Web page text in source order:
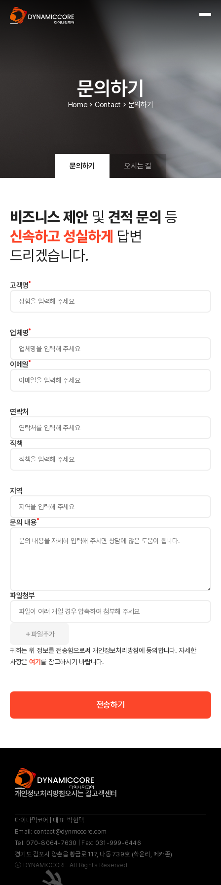
문의하기
Home Contact 문의하기
문의하기 오시는 길
비즈니스 제안및 견적 문의 등
신속하고 성실하게 답변
드리겠습니다.
고객명
업체명
이메일
연락처
직책
지역
문의 내용
파일첨부
파일추가
귀하는 위 정보를 전송함으로써 개인정보처리방침에 동의합니다. 자세한
사항은 여기 를 참고하시기 바랍니다.
전송하기
개인정보처리방침오시는 길고객센터
다이나믹코어 | 대표: 박현택
Email: contact@dynmccore.com
Tel: 070-8064-7630 | Fax: 031-999-6446
경기도 김포시 양촌읍 황금로 117, 나동 739호 (학운리, 메카존)
ⓒ DYNAMICCORE. All Rights Reserved.